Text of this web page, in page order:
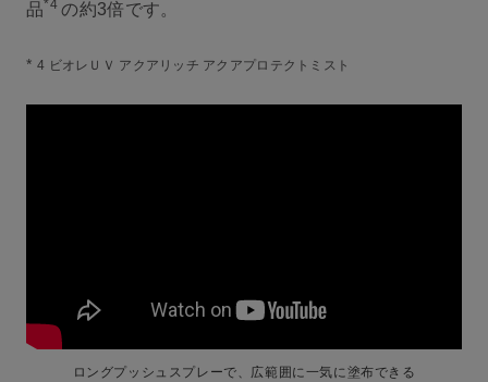
品*4 の約3倍です。
* 4 ビオレＵＶ アクアリッチ アクアプロテクトミスト
ロングプッシュスプレーで、広範囲に一気に塗布できる